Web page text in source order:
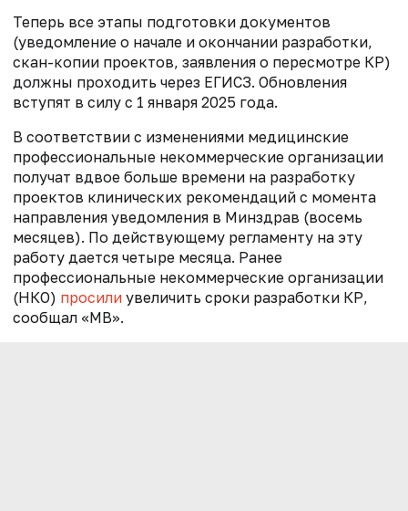
Теперь все этапы подготовки документов
(уведомление о начале и окончании разработки,
скан-копии проектов, заявления о пересмотре КР)
должны проходить через ЕГИСЗ. Обновления
вступят в силу с 1 января 2025 года.
В соответствии с изменениями медицинские
профессиональные некоммерческие организации
получат вдвое больше времени на разработку
проектов клинических рекомендаций с момента
направления уведомления в Минздрав (восемь
месяцев). По действующему регламенту на эту
работу дается четыре месяца. Ранее
профессиональные некоммерческие организации
(НКО) просили увеличить сроки разработки КР,
сообщал «МВ».